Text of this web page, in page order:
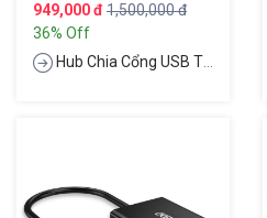
949,000 đ 1,500,000 đ
36% Off
Hub Chia Cổng USB Type-C